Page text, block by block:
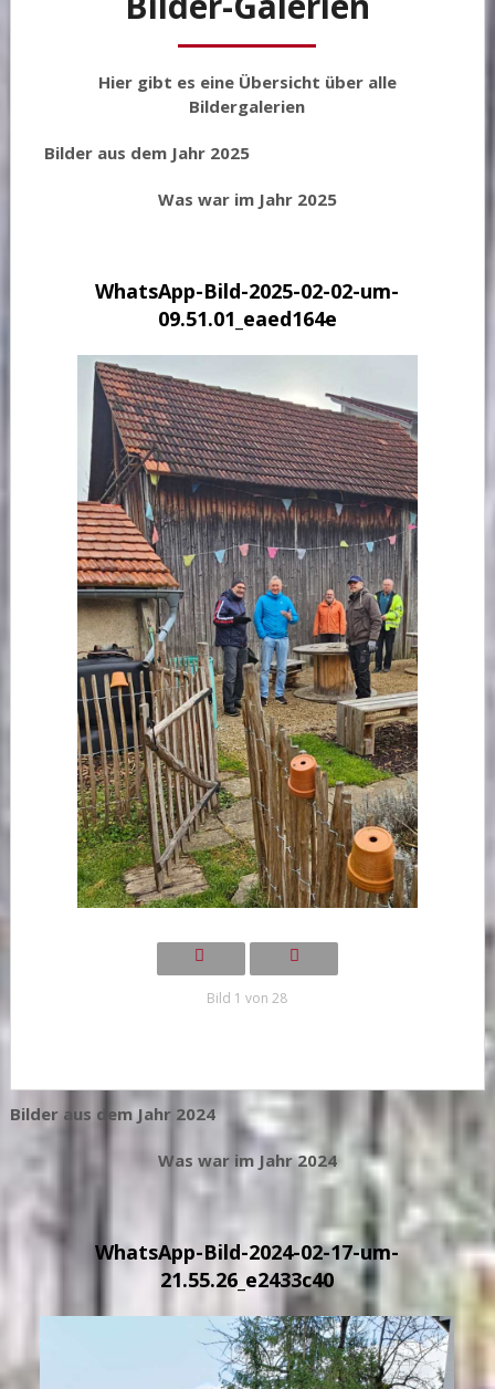
Hier gibt es eine Übersicht über alle
Bildergalerien
Bilder aus dem Jahr 2025
Was war im Jahr 2025
WhatsApp-Bild-2025-02-02-um-
09.51.01_eaed164e
Bild 1 von 28
Bilder aus dem Jahr 2024
Was war im Jahr 2024
WhatsApp-Bild-2024-02-17-um-
21.55.26_e2433c40